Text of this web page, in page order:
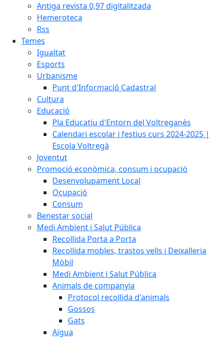
Antiga revista 0,97 digitalitzada
Hemeroteca
Rss
Temes
Igualtat
Esports
Urbanisme
Punt d'Informació Cadastral
Cultura
Educació
Pla Educatiu d'Entorn del Voltreganès
Calendari escolar i festius curs 2024-2025 |
Escola Voltregà
Joventut
Promoció econòmica, consum i ocupació
Desenvolupament Local
Ocupació
Consum
Benestar social
Medi Ambient i Salut Pública
Recollida Porta a Porta
Recollida mobles, trastos vells i Deixalleria
Mòbil
Medi Ambient i Salut Pública
Animals de companyia
Protocol recollida d'animals
Gossos
Gats
Aigua